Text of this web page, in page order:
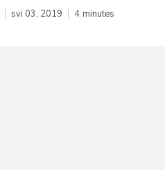
svi 03, 2019 4 minutes